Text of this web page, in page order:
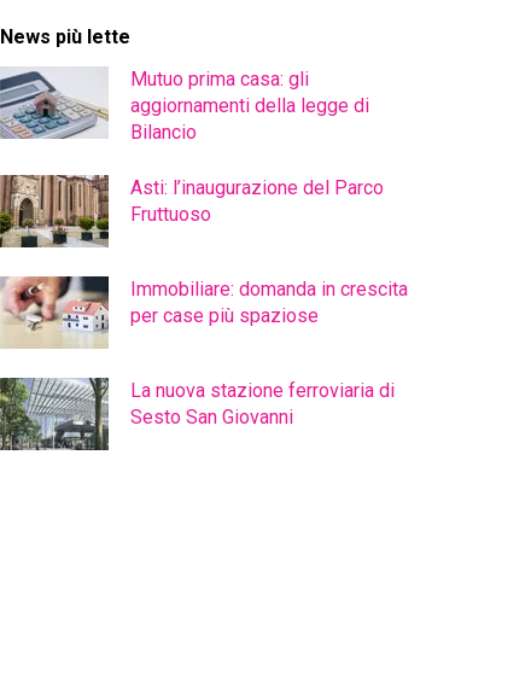
News più lette
Mutuo prima casa: gli
aggiornamenti della legge di
Bilancio
Asti: l’inaugurazione del Parco
Fruttuoso
Immobiliare: domanda in crescita
per case più spaziose
La nuova stazione ferroviaria di
Sesto San Giovanni